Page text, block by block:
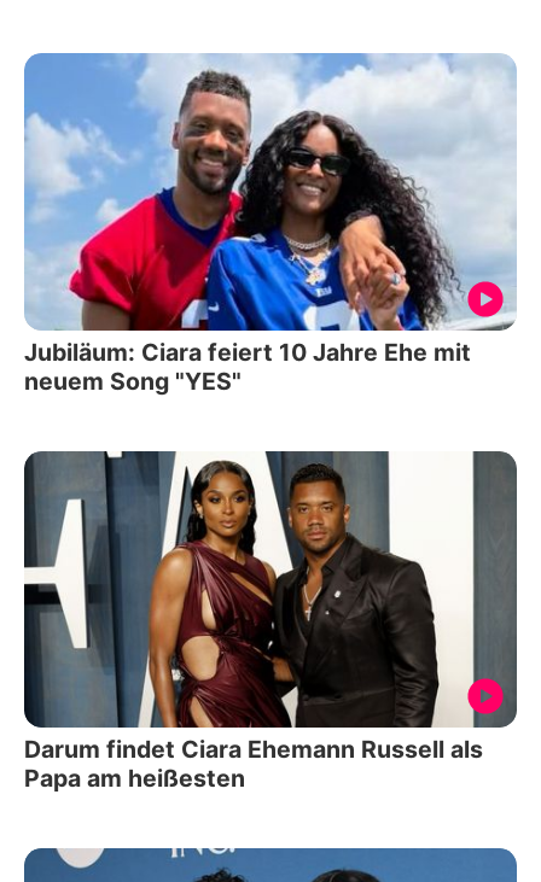
Jubiläum: Ciara feiert 10 Jahre Ehe mit
neuem Song "YES"
Darum findet Ciara Ehemann Russell als
Papa am heißesten